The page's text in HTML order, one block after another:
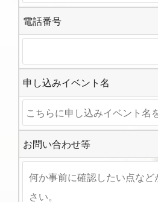
電話番号
申し込みイベント名
お問い合わせ等